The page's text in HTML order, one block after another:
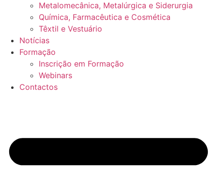
Metalomecânica, Metalúrgica e Siderurgia
Química, Farmacêutica e Cosmética
Têxtil e Vestuário
Notícias
Formação
Inscrição em Formação
Webinars
Contactos